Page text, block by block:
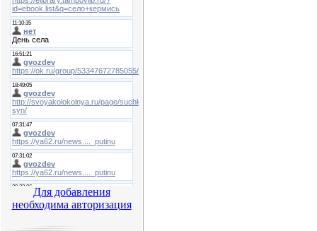
Для добавления
необходима авторизация